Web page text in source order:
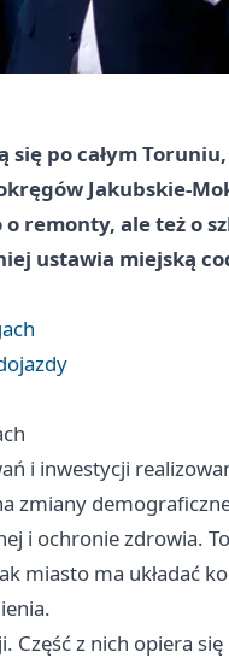
po całym
Jakubskie-
remonty, ale też o
ustawia miejską
i inwestycji
zmiany
i ochronie zdrowia.
miasto ma układać
Część z nich opiera